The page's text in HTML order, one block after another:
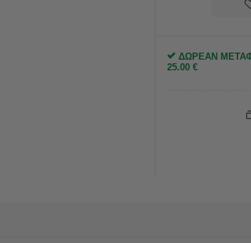
ΔΩΡΕΑΝ
25.00 €